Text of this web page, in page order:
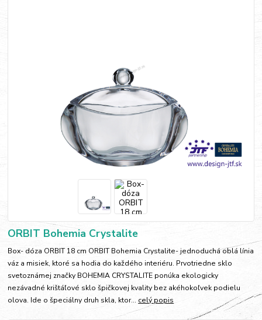
ORBIT Bohemia Crystalite
Box- dóza ORBIT 18 cm ORBIT Bohemia Crystalite- jednoduchá oblá línia
váz a misiek, ktoré sa hodia do každého interiéru. Prvotriedne sklo
svetoznámej značky BOHEMIA CRYSTALITE ponúka ekologicky
nezávadné krištáľové sklo špičkovej kvality bez akéhokoľvek podielu
olova. Ide o špeciálny druh skla, ktor... celý popis